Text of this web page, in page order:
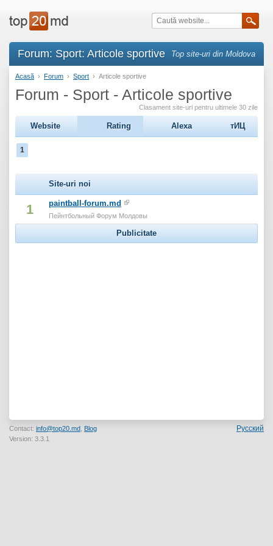
Forum: Sport: Articole sportive Top site-uri din Moldova
Acasă › Forum › Sport › Articole sportive
Forum - Sport - Articole sportive
Clasament site-uri pentru ultimele 30 zile
Website Rating Alexa тИЦ
1
Site-uri noi
1 paintball-forum.md
Пейнтбольный Форум Молдовы
Publicitate
Contact: info@top20.md Blog
Version: 3.3.1
Русский